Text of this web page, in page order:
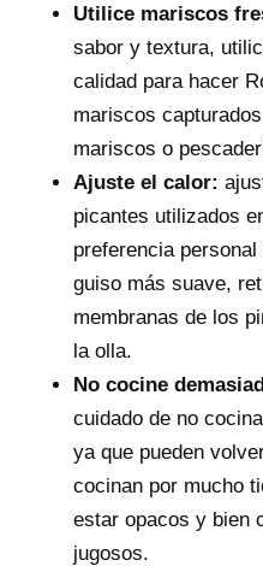
Utilice mariscos
sabor y textura,
calidad para hacer
mariscos
mariscos o
Ajuste el calor:
picantes utilizados
preferencia
guiso más suave,
membranas de los
la olla.
No cocine
cuidado de no
ya que pueden
cocinan por mucho
estar opacos y bien
jugosos.